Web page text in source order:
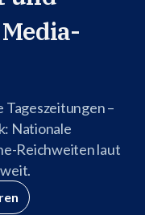
–
Nationale
Reichweiten laut